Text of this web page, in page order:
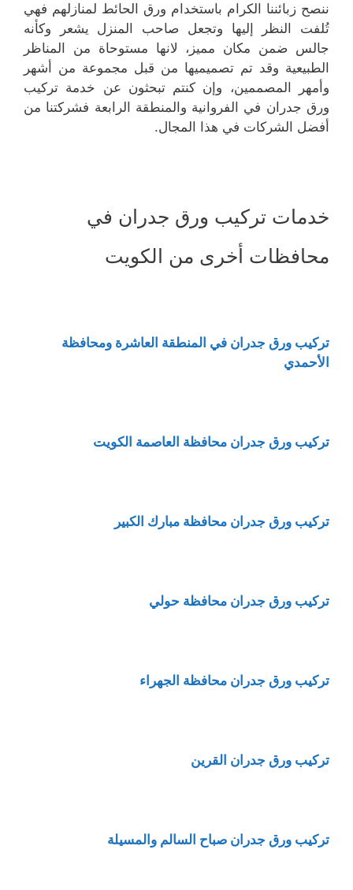
ننصح زبائننا الكرام باستخدام ورق الحائط لمنازلهم فهي
تُلفت النظر إليها وتجعل صاحب المنزل يشعر وكأنه
جالس ضمن مكان مميز، لانها مستوحاة من المناظر
الطبيعية وقد تم تصميميها من قبل مجموعة من أشهر
وأمهر المصممين، وإن كنتم تبحثون عن خدمة تركيب
ورق جدران في الفروانية والمنطقة الرابعة فشركتنا من
أفضل الشركات في هذا المجال.
خدمات تركيب ورق جدران في
محافظات أخرى من الكويت
تركيب ورق جدران في المنطقة العاشرة ومحافظة
الأحمدي
تركيب ورق جدران محافظة العاصمة الكويت
تركيب ورق جدران محافظة مبارك الكبير
تركيب ورق جدران محافظة حولي
تركيب ورق جدران محافظة الجهراء
تركيب ورق جدران القرين
تركيب ورق جدران صباح السالم والمسيلة